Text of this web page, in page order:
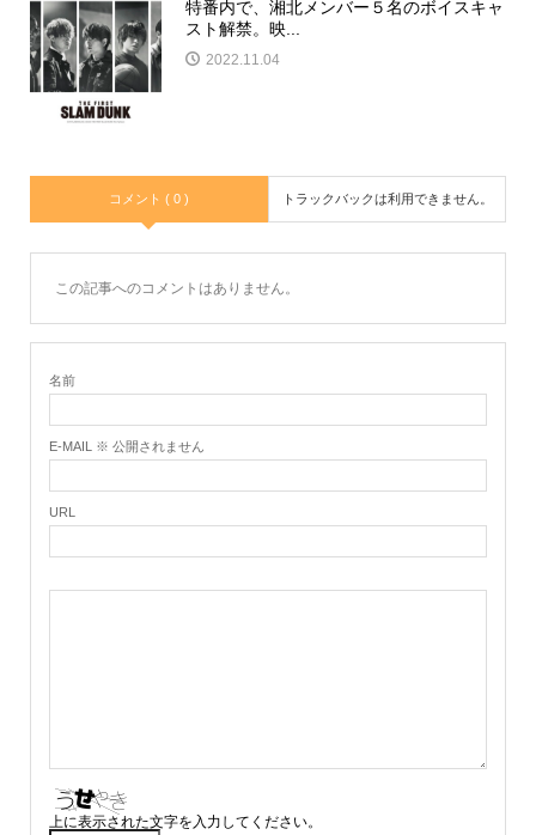
特番内で、湘北メンバー５名のボイスキャ
スト解禁。映...
2022.11.04
コメント ( 0 ) トラックバックは利用できません。
この記事へのコメントはありません。
名前
E-MAIL ※ 公開されません
URL
上に表示された文字を入力してください。